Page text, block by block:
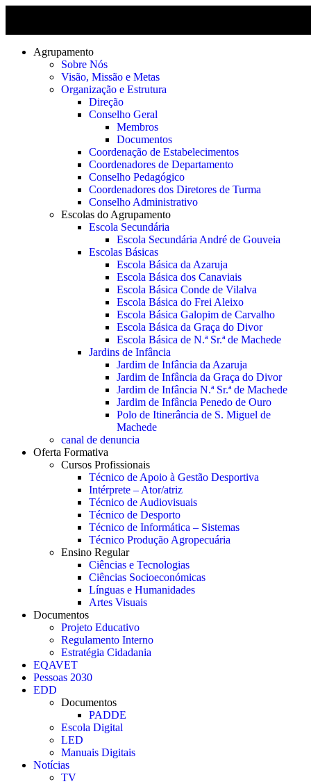
Agrupamento
Sobre Nós
Visão, Missão e Metas
Organização e Estrutura
Direção
Conselho Geral
Membros
Documentos
Coordenação de Estabelecimentos
Coordenadores de Departamento
Conselho Pedagógico
Coordenadores dos Diretores de Turma
Conselho Administrativo
Escolas do Agrupamento
Escola Secundária
Escola Secundária André de Gouveia
Escolas Básicas
Escola Básica da Azaruja
Escola Básica dos Canaviais
Escola Básica Conde de Vilalva
Escola Básica do Frei Aleixo
Escola Básica Galopim de Carvalho
Escola Básica da Graça do Divor
Escola Básica de N.ª Sr.ª de Machede
Jardins de Infância
Jardim de Infância da Azaruja
Jardim de Infância da Graça do Divor
Jardim de Infância N.ª Sr.ª de Machede
Jardim de Infância Penedo de Ouro
Polo de Itinerância de S. Miguel de
Machede
canal de denuncia
Oferta Formativa
Cursos Profissionais
Técnico de Apoio à Gestão Desportiva
Intérprete – Ator/atriz
Técnico de Audiovisuais
Técnico de Desporto
Técnico de Informática – Sistemas
Técnico Produção Agropecuária
Ensino Regular
Ciências e Tecnologias
Ciências Socioeconómicas
Línguas e Humanidades
Artes Visuais
Documentos
Projeto Educativo
Regulamento Interno
Estratégia Cidadania
EQAVET
Pessoas 2030
EDD
Documentos
PADDE
Escola Digital
LED
Manuais Digitais
Notícias
TV